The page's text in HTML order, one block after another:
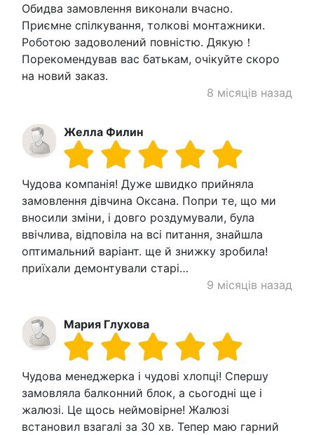
Обидва замовлення виконали вчасно.
Приємне спілкування, толкові монтажники.
Роботою задоволений повністю. Дякую！
Порекомендував вас батькам, очікуйте скоро
на новий заказ.
8 місяців назад
Желла Филин
Чудова компанія! Дуже швидко прийняла
замовлення дівчина Оксана. Попри те, що ми
вносили зміни, і довго роздумували, була
ввічлива, відповіла на всі питання, знайшла
оптимальний варіант. ще й знижку зробила!
приїхали демонтували старі…
9 місяців назад
Мария Глухова
Чудова менеджерка і чудові хлопці! Спершу
замовляла балконний блок, а сьогодні ще і
жалюзі. Це щось неймовірне! Жалюзі
встановил взагалі за 30 хв. Тепер маю гарний